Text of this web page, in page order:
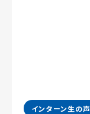
インターン生の声